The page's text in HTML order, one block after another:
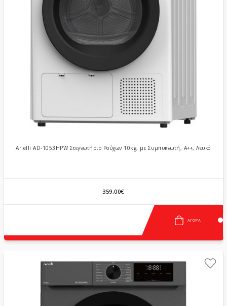
Arielli AD-1053HPW Στεγνωτήριο Ρούχων 10kg, με Συμπυκνωτή, Α++, Λευκό
359,00€
ΑΓΟΡΆ